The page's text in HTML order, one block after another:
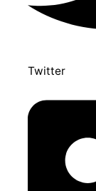
Twitter